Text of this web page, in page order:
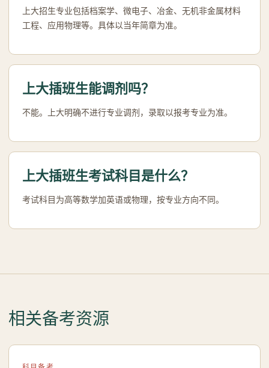
上大招生专业包括档案学、微电子、冶金、无机非金属材料
工程、应用物理等。具体以当年简章为准。
上大插班生能调剂吗？
不能。上大明确不进行专业调剂，录取以报考专业为准。
上大插班生考试科目是什么？
考试科目为高等数学加英语或物理，按专业方向不同。
相关备考资源